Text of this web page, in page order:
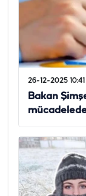
26-12-2025 10:41
Bakan